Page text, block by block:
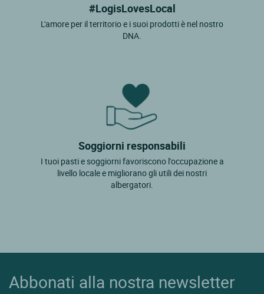
#LogisLovesLocal
L'amore per il territorio e i suoi prodotti è nel nostro
DNA.
Soggiorni responsabili
I tuoi pasti e soggiorni favoriscono l'occupazione a
livello locale e migliorano gli utili dei nostri
albergatori.
Abbonati alla nostra newsletter